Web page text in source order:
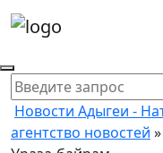
Новости Адыгеи -
агентство новостей »